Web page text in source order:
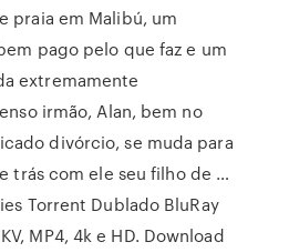
praia em Malibú, um
pago pelo que faz e um
extremamente
irmão, Alan, bem no
divórcio, se muda para
trás com ele seu filho de …
Torrent Dublado BluRay
MP4, 4k e HD. Download